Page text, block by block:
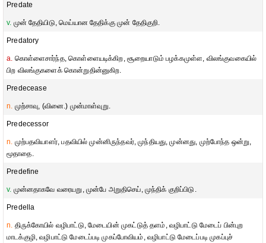
Predate
v. முன் தேதியிடு, மெய்யான தேதிக்கு முன் தேதிகுறி.
Predatory
a. கொள்ளைசார்ந்த, கொள்ளையடிக்கிற, சூறையாடும் பழக்கமுள்ள, விலங்குவகையில்
பிற விலங்குகளைக் கொன்றுதின்னுகிற.
Predecease
n. முற்சாவு, (வினை.) முன்மாள்வுறு.
Predecessor
n. முற்பதவியாளர், பதவியில் முன்னிருந்தவர், முந்தியது, முன்னது, முற்போந்த ஒன்று,
மூதாதை.
Predefine
v. முன்னதாகவே வரையறு, முன்பே அறுதிசெய், முந்திக் குறிப்பிடு.
Predella
n. திருக்கோயில் வழிபாட்டு, மேடையின் முகட்டுத் தளம், வழிபாட்டு மேடைப் பின்புற
மாடக்குழி, வழிபாட்டு மேடைப்படி முகப்போவியம், வழிபாட்டு மேடைப்படி முகப்புச்